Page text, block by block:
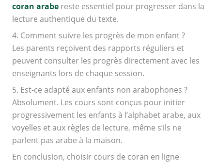
coran arabereste essentiel pour progresser dans la
lecture authentique du texte.
4. Comment suivre les progrès de mon enfant ?
Les parents reçoivent des rapports réguliers et
peuvent consulter les progrès directement avec les
enseignants lors de chaque session.
5. Est-ce adapté aux enfants non arabophones ?
Absolument. Les cours sont conçus pour initier
progressivement les enfants à l’alphabet arabe, aux
voyelles et aux règles de lecture, même s’ils ne
parlent pas arabe à la maison.
En conclusion, choisir cours de coran en ligne